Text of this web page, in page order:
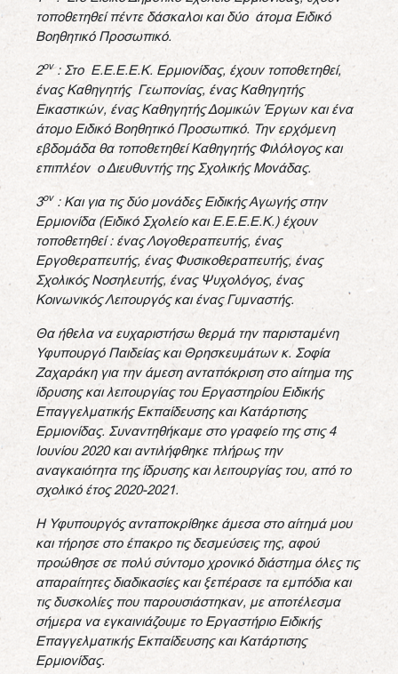
τοποθετηθεί πέντε δάσκαλοι και δύο άτομα Ειδικό
Βοηθητικό Προσωπικό.
2ον: Στο Ε.Ε.Ε.Ε.Κ. Ερμιονίδας, έχουν τοποθετηθεί,
ένας Καθηγητής Γεωπονίας, ένας Καθηγητής
Εικαστικών, ένας Καθηγητής Δομικών Έργων και ένα
άτομο Ειδικό Βοηθητικό Προσωπικό. Την ερχόμενη
εβδομάδα θα τοποθετηθεί Καθηγητής Φιλόλογος και
επιπλέον ο Διευθυντής της Σχολικής Μονάδας.
3ον: Και για τις δύο μονάδες Ειδικής Αγωγής στην
Ερμιονίδα (Ειδικό Σχολείο και Ε.Ε.Ε.Ε.Κ.) έχουν
τοποθετηθεί : ένας Λογοθεραπευτής, ένας
Εργοθεραπευτής, ένας Φυσικοθεραπευτής, ένας
Σχολικός Νοσηλευτής, ένας Ψυχολόγος, ένας
Κοινωνικός Λειτουργός και ένας Γυμναστής.
Θα ήθελα να ευχαριστήσω θερμά την παρισταμένη
Υφυπουργό Παιδείας και Θρησκευμάτων κ. Σοφία
Ζαχαράκη για την άμεση ανταπόκριση στο αίτημα της
ίδρυσης και λειτουργίας του Εργαστηρίου Ειδικής
Επαγγελματικής Εκπαίδευσης και Κατάρτισης
Ερμιονίδας. Συναντηθήκαμε στο γραφείο της στις 4
Ιουνίου 2020 και αντιλήφθηκε πλήρως την
αναγκαιότητα της ίδρυσης και λειτουργίας του, από το
σχολικό έτος 2020-2021.
Η Υφυπουργός ανταποκρίθηκε άμεσα στο αίτημά μου
και τήρησε στο έπακρο τις δεσμεύσεις της, αφού
προώθησε σε πολύ σύντομο χρονικό διάστημα όλες τις
απαραίτητες διαδικασίες και ξεπέρασε τα εμπόδια και
τις δυσκολίες που παρουσιάστηκαν, με αποτέλεσμα
σήμερα να εγκαινιάζουμε το Εργαστήριο Ειδικής
Επαγγελματικής Εκπαίδευσης και Κατάρτισης
Ερμιονίδας.